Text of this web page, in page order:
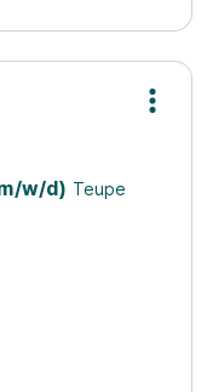
w/d) Teupe